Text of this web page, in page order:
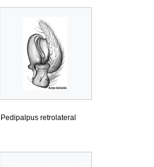
Pedipalpus retrolateral